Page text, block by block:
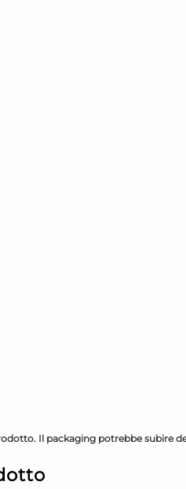
Il packaging potrebbe subire